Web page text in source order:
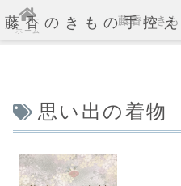
藤香のきもの手控
思い出の着物
ホーム
藤香のき